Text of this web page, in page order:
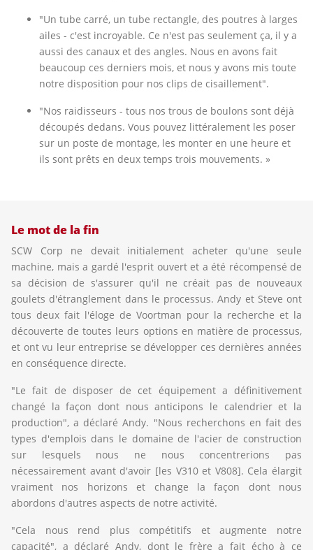
"Un tube carré, un tube rectangle, des poutres à larges
ailes - c'est incroyable. Ce n'est pas seulement ça, il y a
aussi des canaux et des angles. Nous en avons fait
beaucoup ces derniers mois, et nous y avons mis toute
notre disposition pour nos clips de cisaillement".
"Nos raidisseurs - tous nos trous de boulons sont déjà
découpés dedans. Vous pouvez littéralement les poser
sur un poste de montage, les monter en une heure et
ils sont prêts en deux temps trois mouvements. »
Le mot de la fin
SCW Corp ne devait initialement acheter qu'une seule
machine, mais a gardé l'esprit ouvert et a été récompensé de
sa décision de s'assurer qu'il ne créait pas de nouveaux
goulets d'étranglement dans le processus. Andy et Steve ont
tous deux fait l'éloge de Voortman pour la recherche et la
découverte de toutes leurs options en matière de processus,
et ont vu leur entreprise se développer ces dernières années
en conséquence directe.
"Le fait de disposer de cet équipement a définitivement
changé la façon dont nous anticipons le calendrier et la
production", a déclaré Andy. "Nous recherchons en fait des
types d'emplois dans le domaine de l'acier de construction
sur lesquels nous ne nous concentrerions pas
nécessairement avant d'avoir [les V310 et V808]. Cela élargit
vraiment nos horizons et change la façon dont nous
abordons d'autres aspects de notre activité.
"Cela nous rend plus compétitifs et augmente notre
capacité", a déclaré Andy, dont le frère a fait écho à ce